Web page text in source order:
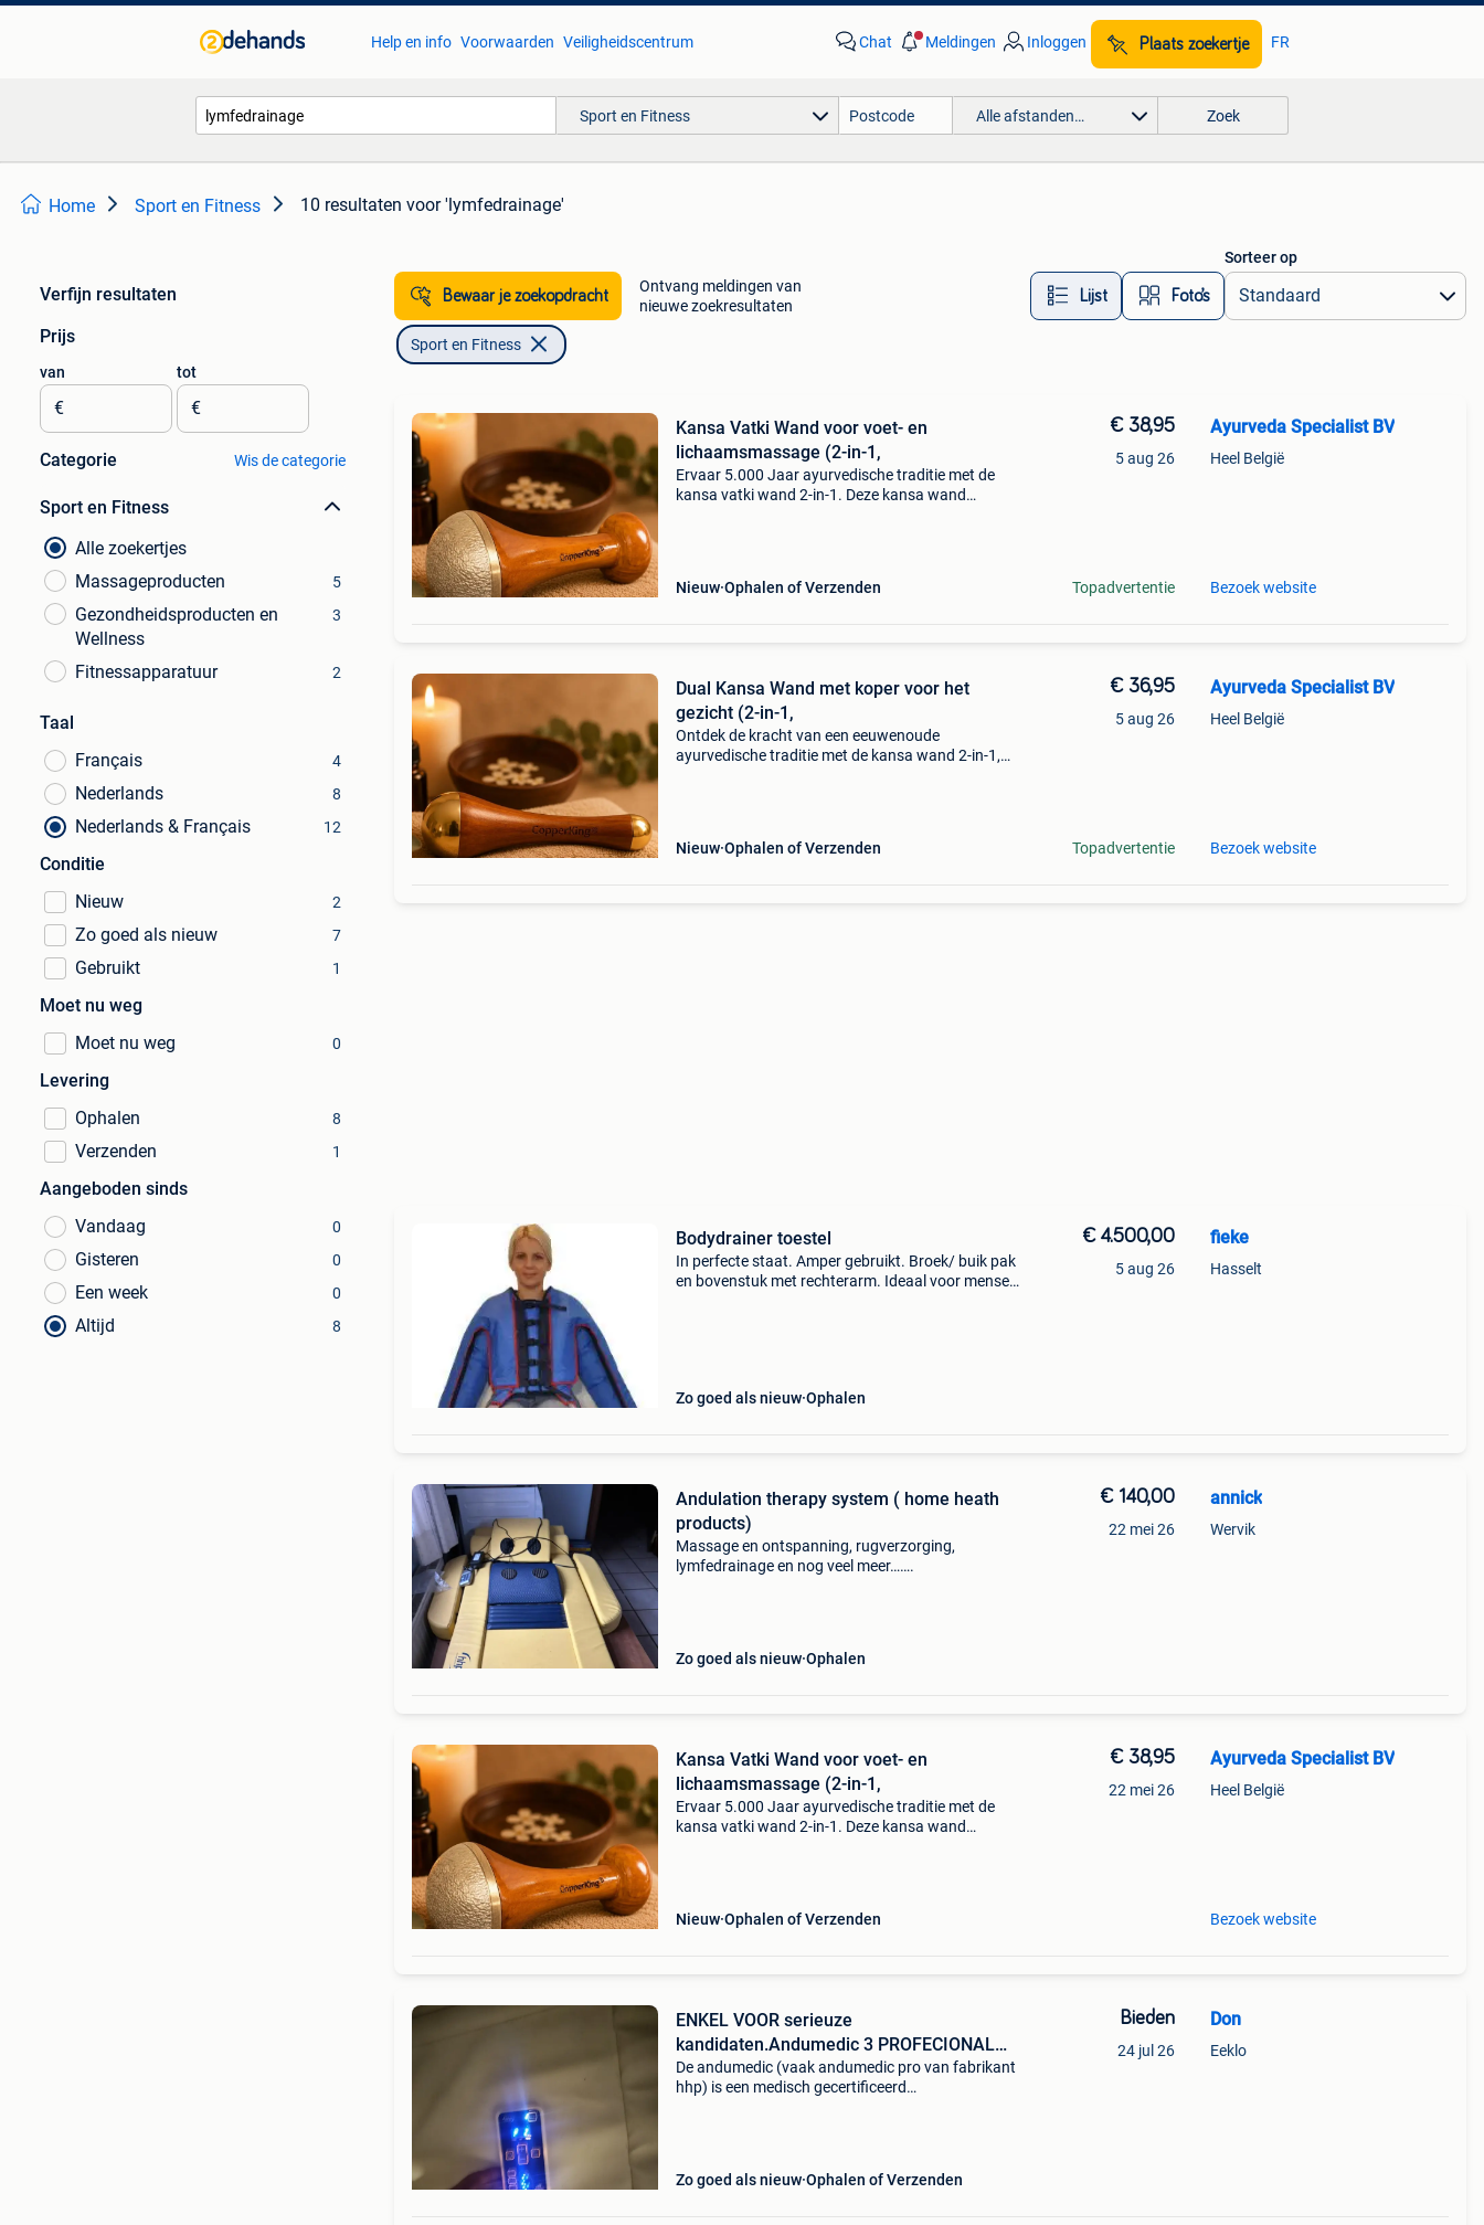
Help en info Voorwaarden Veiligheidscentrum Chat Meldingen Inloggen Plaats zoekertje FR
Sport en Fitness Alle afstanden… Zoek
Home Sport en Fitness 10 resultaten voor 'lymfedrainage'
Verfijn resultaten
Prijs
van
€
tot
€
Categorie Wis de categorie
Sport en Fitness
Alle zoekertjes
Massageproducten
5
Gezondheidsproducten en
Wellness
3
Fitnessapparatuur 2
Taal
Français
4
Nederlands 8
Nederlands & Français 12
Conditie
Nieuw
2
Zo goed als nieuw 7
Gebruikt 1
Moet nu weg
Moet nu weg
0
Levering
Ophalen
8
Verzenden 1
Aangeboden sinds
Vandaag
0
Gisteren 0
Een week 0
Altijd 8
Bewaar je zoekopdracht
Ontvang meldingen van
nieuwe zoekresultaten
Lijst Foto’s
Sorteer op
Sport en Fitness
Kansa Vatki Wand voor voet- en
lichaamsmassage (2-in-1,
Ervaar 5.000 Jaar ayurvedische traditie met de
kansa vatki wand 2-in-1. Deze kansa wand
Nieuw Ophalen of Verzenden
€ 38,95
5 aug 26
Topadvertentie
Ayurveda Specialist BV
Heel België
Bezoek website
Dual Kansa Wand met koper voor het
gezicht (2-in-1,
Ontdek de kracht van een eeuwenoude
ayurvedische traditie met de kansa wand 2-in-1,
Nieuw Ophalen of Verzenden
€ 36,95
5 aug 26
Topadvertentie
Ayurveda Specialist BV
Heel België
Bezoek website
Bodydrainer toestel
In perfecte staat. Amper gebruikt. Broek/ buik pak
en bovenstuk met rechterarm. Ideaal voor mensen
Zo goed als nieuw Ophalen
€ 4.500,00
5 aug 26
fieke
Hasselt
Andulation therapy system ( home heath
products)
Massage en ontspanning, rugverzorging,
lymfedrainage en nog veel meer…….
Zo goed als nieuw Ophalen
€ 140,00
22 mei 26
annick
Wervik
Kansa Vatki Wand voor voet- en
lichaamsmassage (2-in-1,
Ervaar 5.000 Jaar ayurvedische traditie met de
kansa vatki wand 2-in-1. Deze kansa wand
Nieuw Ophalen of Verzenden
€ 38,95
22 mei 26
Ayurveda Specialist BV
Heel België
Bezoek website
ENKEL VOOR serieuze
kandidaten.Andumedic 3 PROFECIONAL
masag
De andumedic (vaak andumedic pro van fabrikant
hhp) is een medisch gecertificeerd
Zo goed als nieuw Ophalen of Verzenden
Bieden
24 jul 26
Don
Eeklo